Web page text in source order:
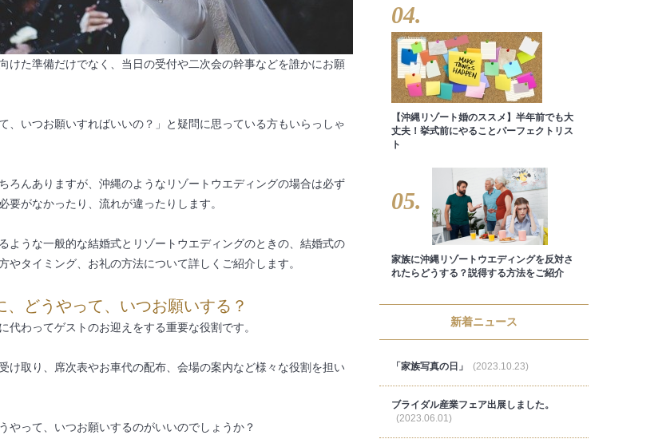
けた準備だけでなく、当日の受付や二次会の幹事などを誰かにお願
、いつお願いすればいいの？」と疑問に思っている方もいらっしゃ
ろんありますが、沖縄のようなリゾートウエディングの場合は必ず
要がなかったり、流れが違ったりします。
ような一般的な結婚式とリゾートウエディングのときの、結婚式の
やタイミング、お礼の方法について詳しくご紹介します。
、どうやって、いつお願いする？
代わってゲストのお迎えをする重要な役割です。
け取り、席次表やお車代の配布、会場の案内など様々な役割を担い
やって、いつお願いするのがいいのでしょうか？
04.
【沖縄リゾート婚のススメ】半年前でも大
丈夫！挙式前にやることパーフェクトリス
ト
05.
家族に沖縄リゾートウエディングを反対さ
れたらどうする？説得する方法をご紹介
新着ニュース
「家族写真の日」 (2023.10.23)
ブライダル産業フェア出展しました。
(2023.06.01)